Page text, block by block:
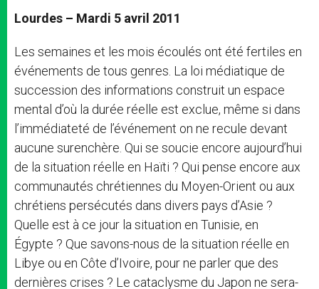
Lourdes – Mardi 5 avril 2011
Les semaines et les mois écoulés ont été fertiles en
événements de tous genres. La loi médiatique de
succession des informations construit un espace
mental d’où la durée réelle est exclue, même si dans
l’immédiateté de l’événement on ne recule devant
aucune surenchère. Qui se soucie encore aujourd’hui
de la situation réelle en Haïti ? Qui pense encore aux
communautés chrétiennes du Moyen-Orient ou aux
chrétiens persécutés dans divers pays d’Asie ?
Quelle est à ce jour la situation en Tunisie, en
Égypte ? Que savons-nous de la situation réelle en
Libye ou en Côte d’Ivoire, pour ne parler que des
dernières crises ? Le cataclysme du Japon ne sera-